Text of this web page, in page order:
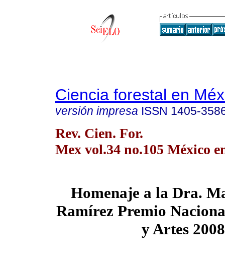
Ciencia forestal en
versión impresa ISSN 1405-
Rev. Cien. For.
Mex vol.34 no.105 México
Homenaje a la Dra.
Ramírez Premio
y Artes 2008